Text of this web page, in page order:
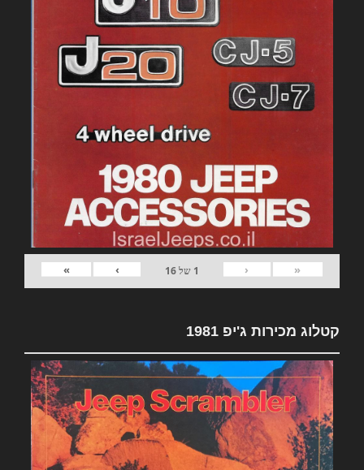
«
‹
1 של16
›
»
קטלוג מכירות ג'יפ 1981